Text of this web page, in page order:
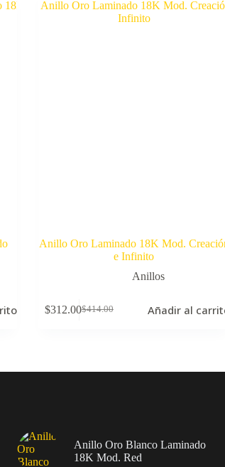
Anillo Oro Laminado 18K Mod.
e Infinito
Anillos
$414.00
El
$312.00El
Añadir al
Anillo Oro Blanco Laminado
18K Mod. Red